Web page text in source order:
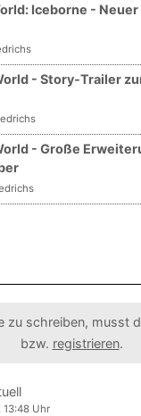
Iceborne -
- Story-Trailer
- Große
zu schreiben, musst
bzw. registrieren.
13:48 Uhr